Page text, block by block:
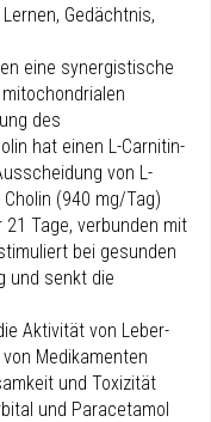
Gedächtnis,
eine synergistische
des
hat einen L-Carnitin-
von L-
(940 mg/Tag)
Tage, verbunden mit
bei gesunden
und senkt die
Aktivität von Leber-
Medikamenten
und Toxizität
und Paracetamol